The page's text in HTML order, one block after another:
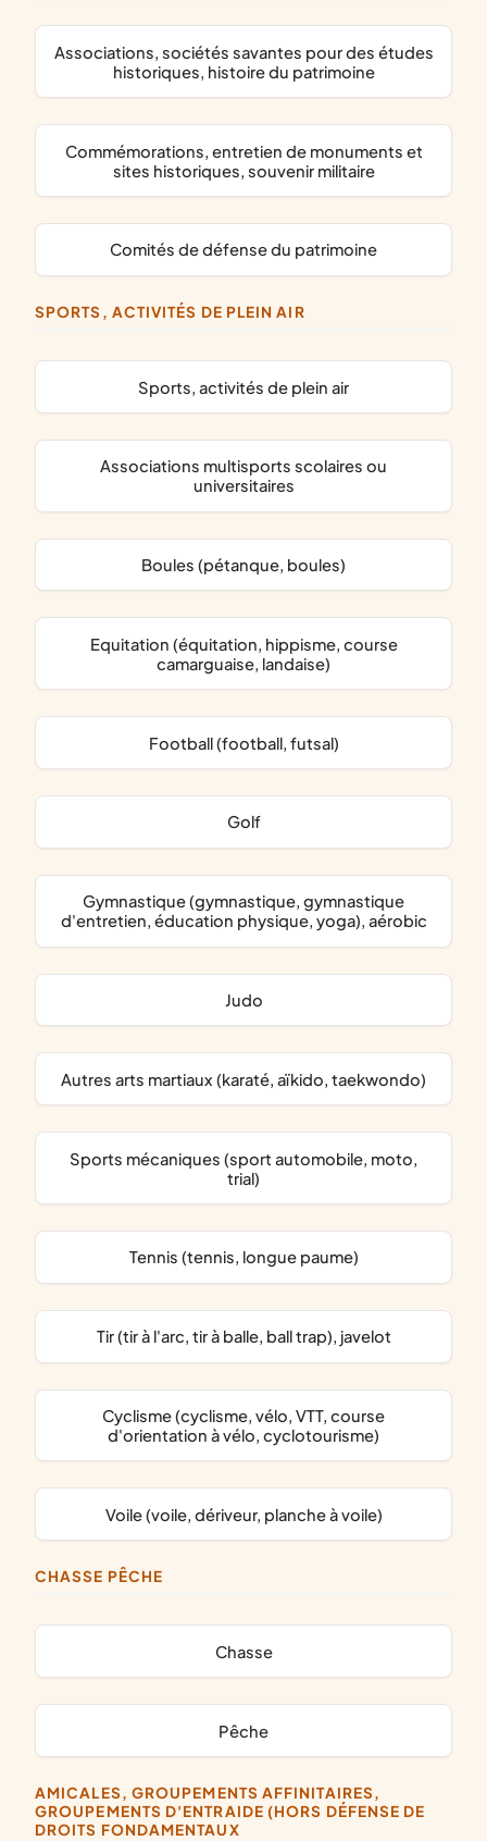
associations, sociétés savantes pour des études
historiques, histoire du patrimoine
commémorations, entretien de monuments et
sites historiques, souvenir militaire
comités de défense du patrimoine
SPORTS, ACTIVITÉS DE PLEIN AIR
Sports, activités de plein air
associations multisports scolaires ou
universitaires
Boules (pétanque, boules)
Equitation (équitation, hippisme, course
camarguaise, landaise)
Football (football, futsal)
Golf
Gymnastique (gymnastique, gymnastique
d'entretien, éducation physique, yoga), aérobic
Judo
Autres arts martiaux (karaté, aïkido, taekwondo)
Sports mécaniques (sport automobile, moto,
trial)
Tennis (tennis, longue paume)
Tir (tir à l'arc, tir à balle, ball trap), javelot
Cyclisme (cyclisme, vélo, VTT, course
d'orientation à vélo, cyclotourisme)
Voile (voile, dériveur, planche à voile)
CHASSE PÊCHE
chasse
pêche
AMICALES, GROUPEMENTS AFFINITAIRES,
GROUPEMENTS D'ENTRAIDE (HORS DÉFENSE DE
DROITS FONDAMENTAUX